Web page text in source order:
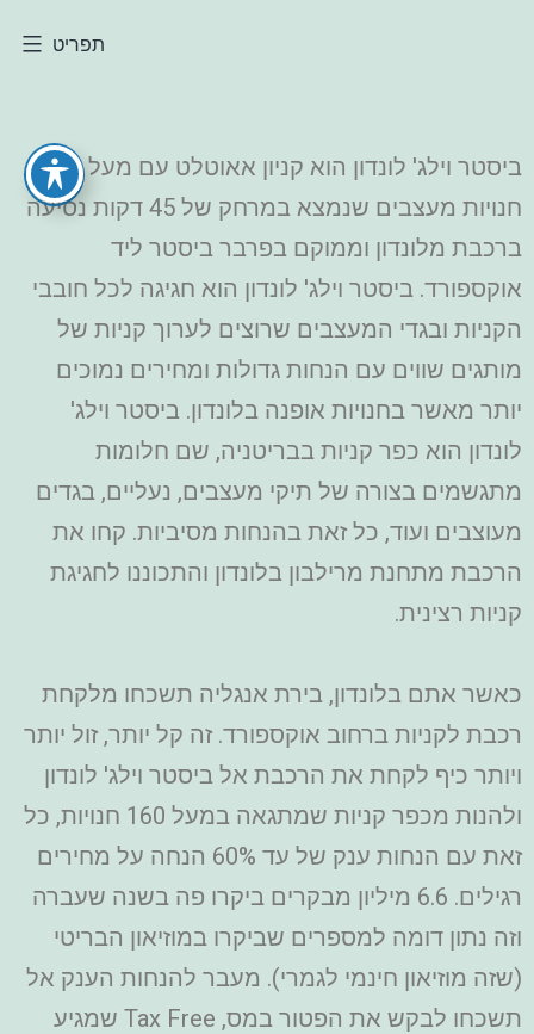
תפריט
ביסטר וילג' לונדון הוא קניון אאוטלט עם מעל 160
חנויות מעצבים שנמצא במרחק של 45 דקות נסיעה
ברכבת מלונדון וממוקם בפרבר ביסטר ליד
אוקספורד. ביסטר וילג' לונדון הוא חגיגה לכל חובבי
הקניות ובגדי המעצבים שרוצים לערוך קניות של
מותגים שווים עם הנחות גדולות ומחירים נמוכים
יותר מאשר בחנויות אופנה בלונדון. ביסטר וילג'
לונדון הוא כפר קניות בבריטניה, שם חלומות
מתגשמים בצורה של תיקי מעצבים, נעליים, בגדים
מעוצבים ועוד, כל זאת בהנחות מסיביות. קחו את
הרכבת מתחנת מרילבון בלונדון והתכוננו לחגיגת
קניות רצינית.
כאשר אתם בלונדון, בירת אנגליה תשכחו מלקחת
רכבת לקניות ברחוב אוקספורד. זה קל יותר, זול יותר
ויותר כיף לקחת את הרכבת אל ביסטר וילג' לונדון
ולהנות מכפר קניות שמתגאה במעל 160 חנויות, כל
זאת עם הנחות ענק של עד 60% הנחה על מחירים
רגילים. 6.6 מיליון מבקרים ביקרו פה בשנה שעברה
וזה נתון דומה למספרים שביקרו במוזיאון הבריטי
(שזה מוזיאון חינמי לגמרי). מעבר להנחות הענק אל
תשכחו לבקש את הפטור במס, Tax Free שמגיע